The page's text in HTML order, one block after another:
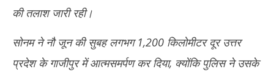
की तलाश जारी रही।
सोनम ने नौ जून की सुबह लगभग 1,200 किलोमीटर दूर उत्तर
प्रदेश के गाजीपुर में आत्मसमर्पण कर दिया, क्योंकि पुलिस ने उसके